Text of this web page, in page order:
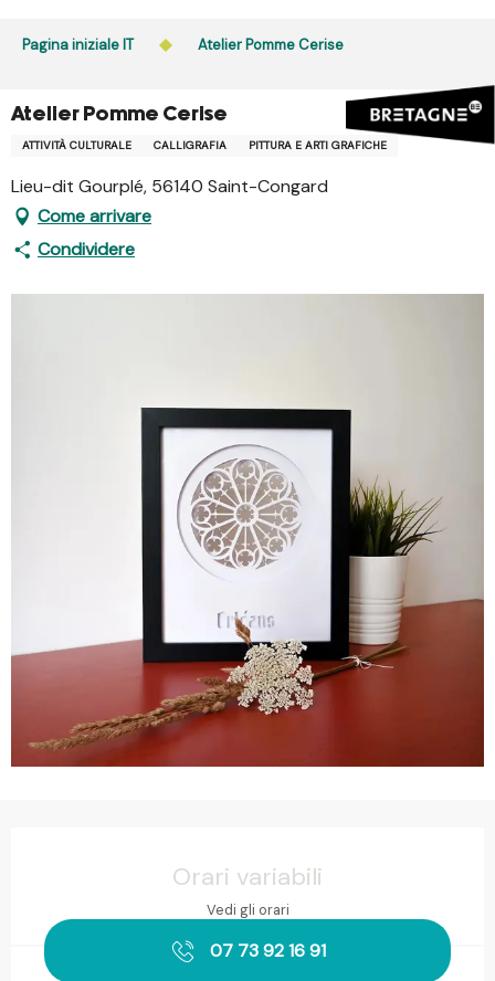
Pagina iniziale IT Atelier Pomme Cerise
Atelier Pomme Cerise
ATTIVITÀ CULTURALE CALLIGRAFIA PITTURA E ARTI GRAFICHE
Lieu-dit Gourplé, 56140 Saint-Congard
Come arrivare
Condividere
Orari variabili
Vedi gli orari
07 73 92 16 91